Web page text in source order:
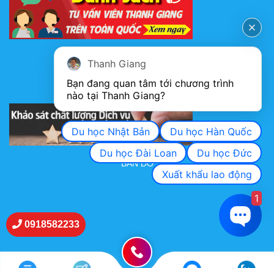
KHẢO SÁT CHẤT LƯỢNG DỊCH VỤ
BẢN ĐỒ
0918582233
Thanh Giang
Bạn đang quan tâm tới chương trình
nào tại Thanh Giang?
Du học Nhật Bản
Du học Hàn Quốc
Du học Đài Loan
Du học Đức
Xuất khẩu lao động
1